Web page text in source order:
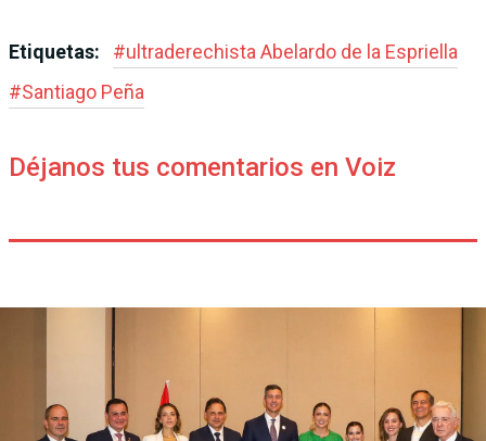
Etiquetas: #ultraderechista Abe­lardo de la Espriella
#Santiago Peña
Déjanos tus comentarios en Voiz